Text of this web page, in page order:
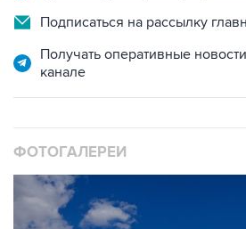
Подписаться на рассылку
Получать оперативные
канале
ФОТОГАЛЕРЕИ